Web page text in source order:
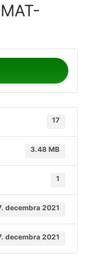
17
3.48 MB
1
decembra 2021
decembra 2021